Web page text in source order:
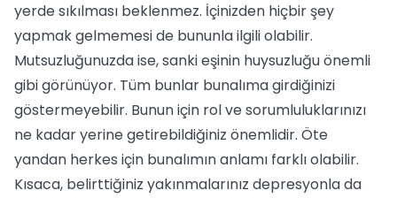
yerde sıkılması beklenmez. İçinizden hiçbir şey
yapmak gelmemesi de bununla ilgili olabilir.
Mutsuzluğunuzda ise, sanki eşinin huysuzluğu önemli
gibi görünüyor. Tüm bunlar bunalıma girdiğinizi
göstermeyebilir. Bunun için rol ve sorumluluklarınızı
ne kadar yerine getirebildiğiniz önemlidir. Öte
yandan herkes için bunalımın anlamı farklı olabilir.
Kısaca, belirttiğiniz yakınmalarınız depresyonla da